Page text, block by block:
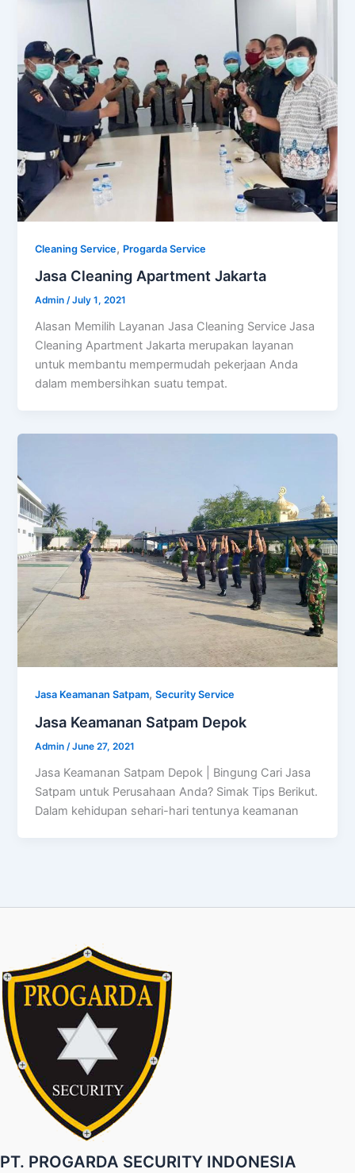
Cleaning Service, Progarda Service
Jasa Cleaning Apartment Jakarta
Admin/July 1, 2021
Alasan Memilih Layanan Jasa Cleaning Service Jasa
Cleaning Apartment Jakarta merupakan layanan
untuk membantu mempermudah pekerjaan Anda
dalam membersihkan suatu tempat.
Jasa Keamanan Satpam,Security Service
Jasa Keamanan Satpam Depok
Admin/June 27, 2021
Jasa Keamanan Satpam Depok | Bingung Cari Jasa
Satpam untuk Perusahaan Anda? Simak Tips Berikut.
Dalam kehidupan sehari-hari tentunya keamanan
PT. PROGARDA SECURITY INDONESIA